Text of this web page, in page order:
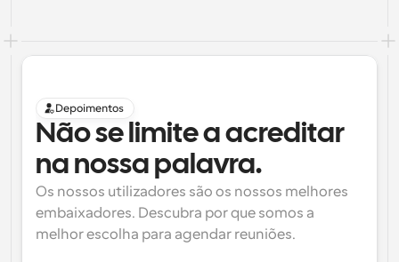
Depoimentos
Não se limite a acreditar
na nossa palavra.
Os nossos utilizadores são os nossos melhores
embaixadores. Descubra por que somos a
melhor escolha para agendar reuniões.